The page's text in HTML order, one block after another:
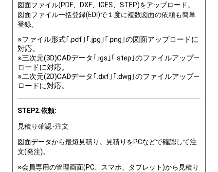
図面ファイル(PDF、DXF、IGES、STEP)をアップロード。
図面ファイル一括登録(EDI)で１度に複数図面の依頼も簡単
登録。
※ファイル形式｢.pdf｣｢.jpg｣｢.png｣の図面アップロードに
対応。
※三次元(3D)CADデータ｢.igs｣｢.step｣のファイルアップ―
ロードに対応。
※二次元(2D)CADデータ｢.dxf｣｢.dwg｣のファイルアップ―
ロードに対応。
STEP2.依頼:
見積り確認･注文
図面データから最短見積り。見積りをPCなどで確認して注
文(発注)。
※会員専用の管理画面(PC、スマホ、タブレット)から見積り